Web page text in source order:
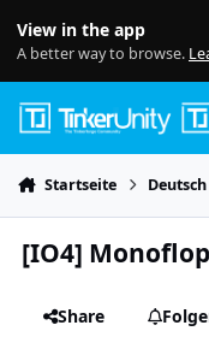
View in the app
A better way to browse.
Startseite Deutsch
[IO4]
Share